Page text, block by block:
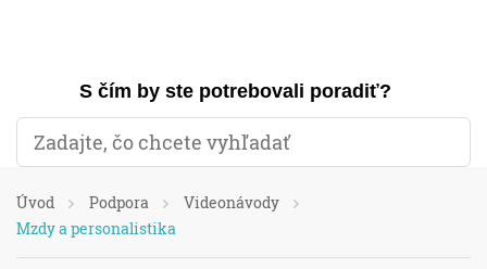
S čím by ste potrebovali poradiť?
Úvod Podpora
Videonávody
Mzdy a personalistika